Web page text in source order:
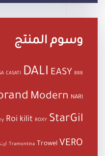
وسوم المنتج
888
CASATI DALI EASY
Modern NARI
Roi kilit ROXY StarGil
Tramontina Trowel VERO